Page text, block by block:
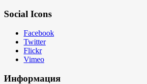
Social Icons
Facebook
Twitter
Flickr
Vimeo
Информация